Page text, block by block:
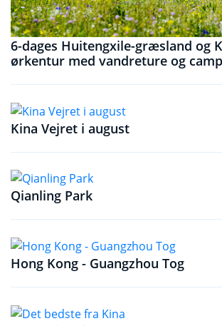
6-dages Huitengxile-græsland og
ørkentur med vandreture og
Kina Vejret i august
Qianling Park
Hong Kong - Guangzhou Tog